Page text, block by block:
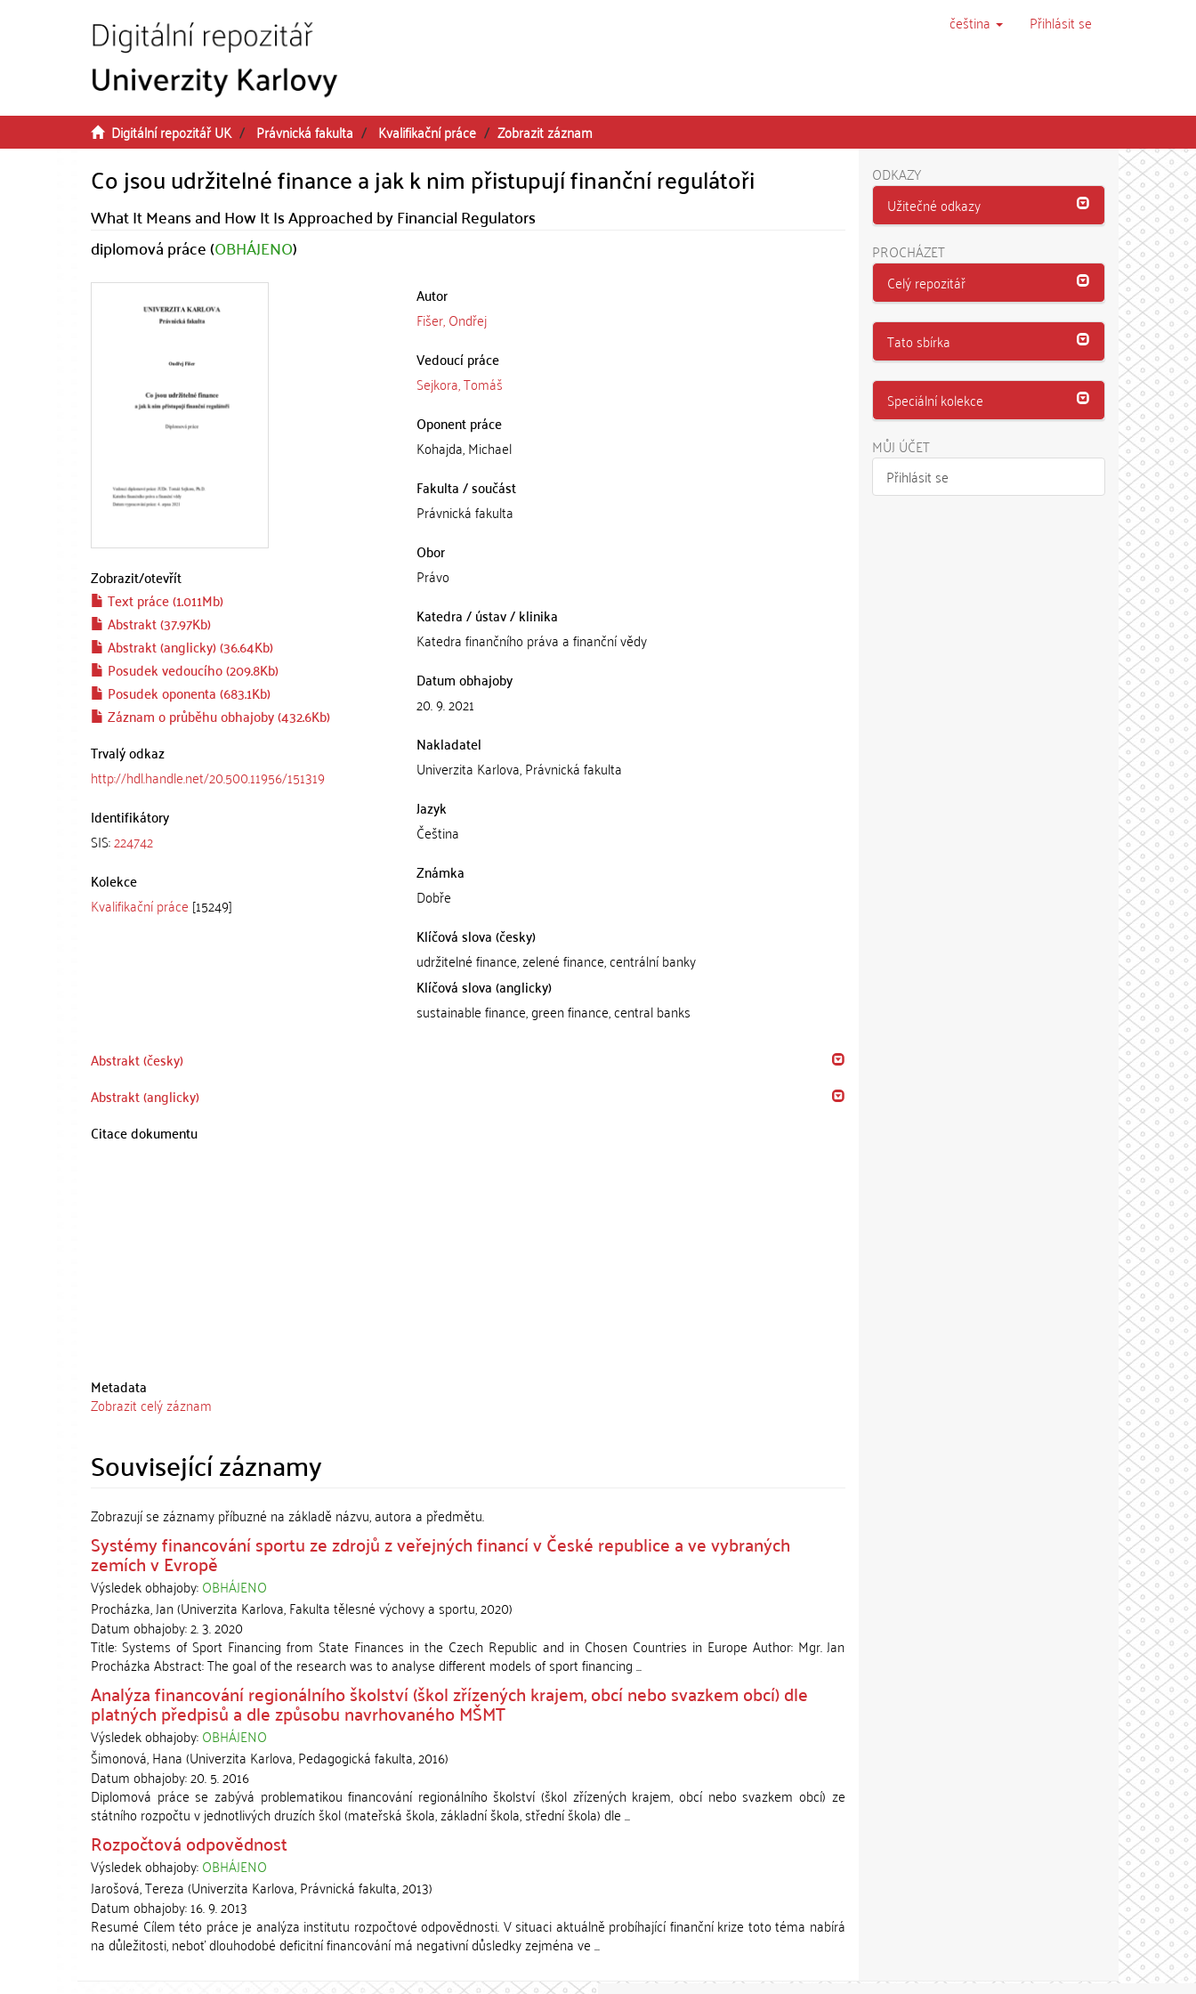
čeština Přihlásit se
Digitální repozitář UK Právnická fakulta Kvalifikační práce Zobrazit záznam
Co jsou udržitelné finance a jak k nim přistupují finanční regulátoři
What It Means and How It Is Approached by Financial Regulators
diplomová práce (OBHÁJENO)
Zobrazit/otevřít
Text práce (1.011Mb)
Abstrakt (37.97Kb)
Abstrakt (anglicky) (36.64Kb)
Posudek vedoucího (209.8Kb)
Posudek oponenta (683.1Kb)
Záznam o průběhu obhajoby (432.6Kb)
Trvalý odkaz
http://hdl.handle.net/20.500.11956/151319
Identifikátory
SIS:224742
Kolekce
Kvalifikační práce [15249]
Autor
Fišer, Ondřej
Vedoucí práce
Sejkora, Tomáš
Oponent práce
Kohajda, Michael
Fakulta / součást
Právnická fakulta
Obor
Právo
Katedra / ústav / klinika
Katedra finančního práva a finanční vědy
Datum obhajoby
20. 9. 2021
Nakladatel
Univerzita Karlova, Právnická fakulta
Jazyk
Čeština
Známka
Dobře
Klíčová slova (česky)
udržitelné finance, zelené finance, centrální banky
Klíčová slova (anglicky)
sustainable finance, green finance, central banks
Abstrakt (česky)
Abstrakt (anglicky)
Citace dokumentu
Metadata
Zobrazit celý záznam
Související záznamy
Zobrazují se záznamy příbuzné na základě názvu, autora a předmětu.
Systémy financování sportu ze zdrojů z veřejných financí v České republice a ve vybraných
zemích v Evropě
Výsledek obhajoby:OBHÁJENO
Procházka, Jan(Univerzita Karlova, Fakulta tělesné výchovy a sportu,2020)
Datum obhajoby:2. 3. 2020
Title: Systems of Sport Financing from State Finances in the Czech Republic and in Chosen Countries in Europe Author: Mgr. Jan
Procházka Abstract: The goal of the research was to analyse different models of sport financing ...
Analýza financování regionálního školství (škol zřízených krajem, obcí nebo svazkem obcí) dle
platných předpisů a dle způsobu navrhovaného MŠMT
Výsledek obhajoby:OBHÁJENO
Šimonová, Hana(Univerzita Karlova, Pedagogická fakulta,2016)
Datum obhajoby:20. 5. 2016
Diplomová práce se zabývá problematikou financování regionálního školství (škol zřízených krajem, obcí nebo svazkem obcí) ze
státního rozpočtu v jednotlivých druzích škol (mateřská škola, základní škola, střední škola) dle ...
Rozpočtová odpovědnost
Výsledek obhajoby:OBHÁJENO
Jarošová, Tereza(Univerzita Karlova, Právnická fakulta,2013)
Datum obhajoby:16. 9. 2013
Resumé Cílem této práce je analýza institutu rozpočtové odpovědnosti. V situaci aktuálně probíhající finanční krize toto téma nabírá
na důležitosti, neboť dlouhodobé deficitní financování má negativní důsledky zejména ve ...
ODKAZY
Užitečné odkazy
PROCHÁZET
Celý repozitář
Tato sbírka
Speciální kolekce
MŮJ ÚČET
Přihlásit se